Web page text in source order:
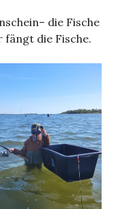
die Fische
fängt die Fische.